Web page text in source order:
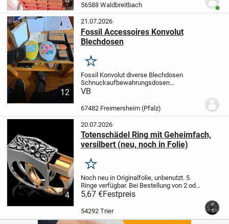
weiter. Es sind über 250 Teile, welche...
56588 Waldbreitbach
12
21.07.2026
Fossil Accessoires Konvolut
Blechdosen
Merken
Fossil Konvolut diverse Blechdosen
Schnuckaufbewahrungsdosen
verschiedene Größen Muster Fossil Leder
Anhänger und Erkennungsmarke Fossil
Notiz Buch in Fossil...
VB
67482 Freimersheim (Pfalz)
4
20.07.2026
Totenschädel Ring mit Geheimfach,
versilbert (neu, noch in Folie)
Merken
Noch neu in Originalfolie, unbenutzt. 5
Ringe verfügbar. Bei Bestellung von 2 oder
mehr Ringen kostet jeder nur 6€, und
Porto fällt nur einmalig an. Ringgröße 6
(US) bzw. 16,5 (DE), siehe Größentabell...
5,67 €Festpreis
54292 Trier